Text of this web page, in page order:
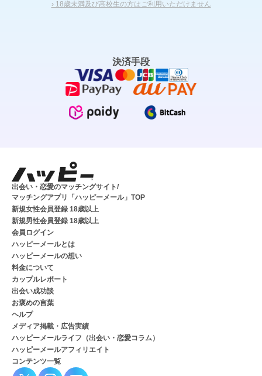
› 18歳未満及び高校生の方はご利用いただけません
決済手段
出会い・恋愛のマッチングサイト/
マッチングアプリ「ハッピーメール」TOP
新規女性会員登録 18歳以上
新規男性会員登録 18歳以上
会員ログイン
ハッピーメールとは
ハッピーメールの想い
料金について
カップルレポート
出会い成功談
お褒めの言葉
ヘルプ
メディア掲載・広告実績
ハッピーメールライフ（出会い・恋愛コラム）
ハッピーメールアフィリエイト
コンテンツ一覧